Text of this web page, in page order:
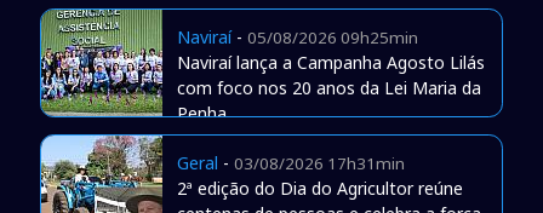
Naviraí- 05/08/2026 09h25min
Naviraí lança a Campanha Agosto Lilás
com foco nos 20 anos da Lei Maria da
Penha
Geral - 03/08/2026 17h31min
2ª edição do Dia do Agricultor reúne